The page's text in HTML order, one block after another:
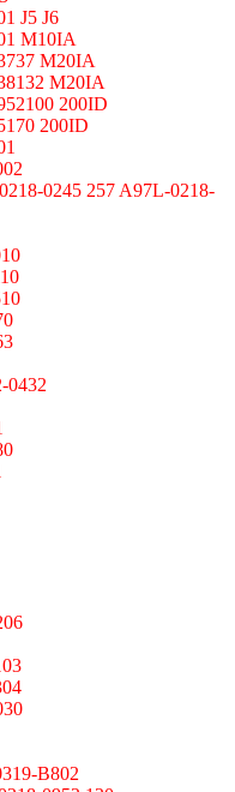
J5 J6
M10IA
M20IA
M20IA
200ID
200ID
0245 257 A97L-0218-
0432
B802